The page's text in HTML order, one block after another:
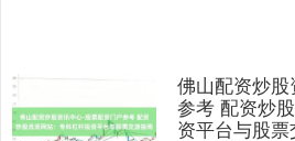
佛山配资炒
参考 配资炒
资平台与股